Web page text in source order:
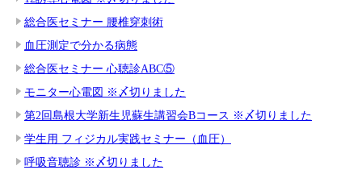
総合医セミナー 腰椎穿刺術
血圧測定で分かる病態
総合医セミナー 心聴診ABC⑤
モニター心電図 ※〆切りました
第2回島根大学新生児蘇生講習会Bコース ※〆切りました
学生用 フィジカル実践セミナー（血圧）
呼吸音聴診 ※〆切りました